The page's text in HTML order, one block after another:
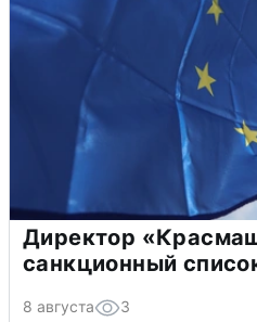
Директор
санкционный
8 августа 3